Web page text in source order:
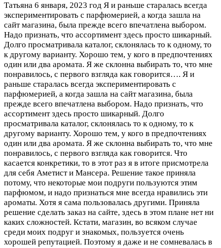
Татьяна 6 января, 2023 год Я и раньше старалась всегда
экспериментировать с парфюмерией, а когда зашла на
сайт магазина, была прежде всего впечатлена выбором.
Надо признать, что ассортимент здесь просто шикарный.
Долго просматривала каталог, склонялась то к одному, то
к другому варианту. Хорошо тем, у кого в предпочтениях
один или два аромата. Я же склонна выбирать то, что мне
понравилось, с первого взгляда как говорится…. Я и
раньше старалась всегда экспериментировать с
парфюмерией, а когда зашла на сайт магазина, была
прежде всего впечатлена выбором. Надо признать, что
ассортимент здесь просто шикарный. Долго
просматривала каталог, склонялась то к одному, то к
другому варианту. Хорошо тем, у кого в предпочтениях
один или два аромата. Я же склонна выбирать то, что мне
понравилось, с первого взгляда как говорится. Что
касается конкретики, то в этот раз я в итоге присмотрела
для себя Аметист и Мансера. Решение такое приняла
потому, что некоторые мои подруги пользуются этим
парфюмом, и надо признаться мне всегда нравились эти
ароматы. Хотя я сама пользовалась другими. Приняла
решение сделать заказ на сайте, здесь в этом плане нет ни
каких сложностей. Кстати, магазин, во всяком случае
среди моих подруг и знакомых, пользуется очень
хорошей репутацией. Поэтому я даже и не сомневалась в